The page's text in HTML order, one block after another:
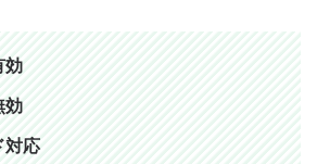
効
効
対応